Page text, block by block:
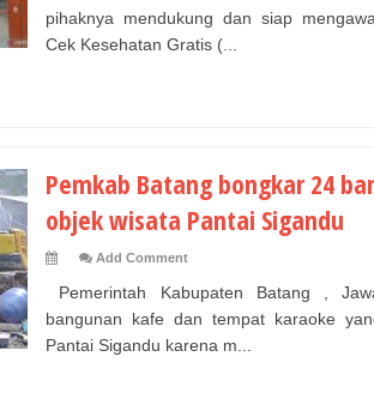
pihaknya mendukung dan siap
Cek Kesehatan Gratis (...
Pemkab Batang bongkar 24
objek wisata Pantai Sigandu
Add Comment
Pemerintah Kabupaten Batang ,
bangunan kafe dan tempat karaoke
Pantai Sigandu karena m...